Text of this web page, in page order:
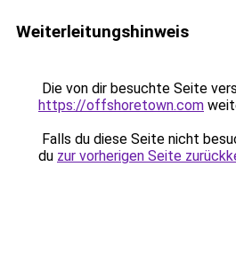
Weiterleitungshinweis
Die von dir besuchte Seite
https://offshoretown.com
Falls du diese Seite nicht
du zur vorherigen Seite